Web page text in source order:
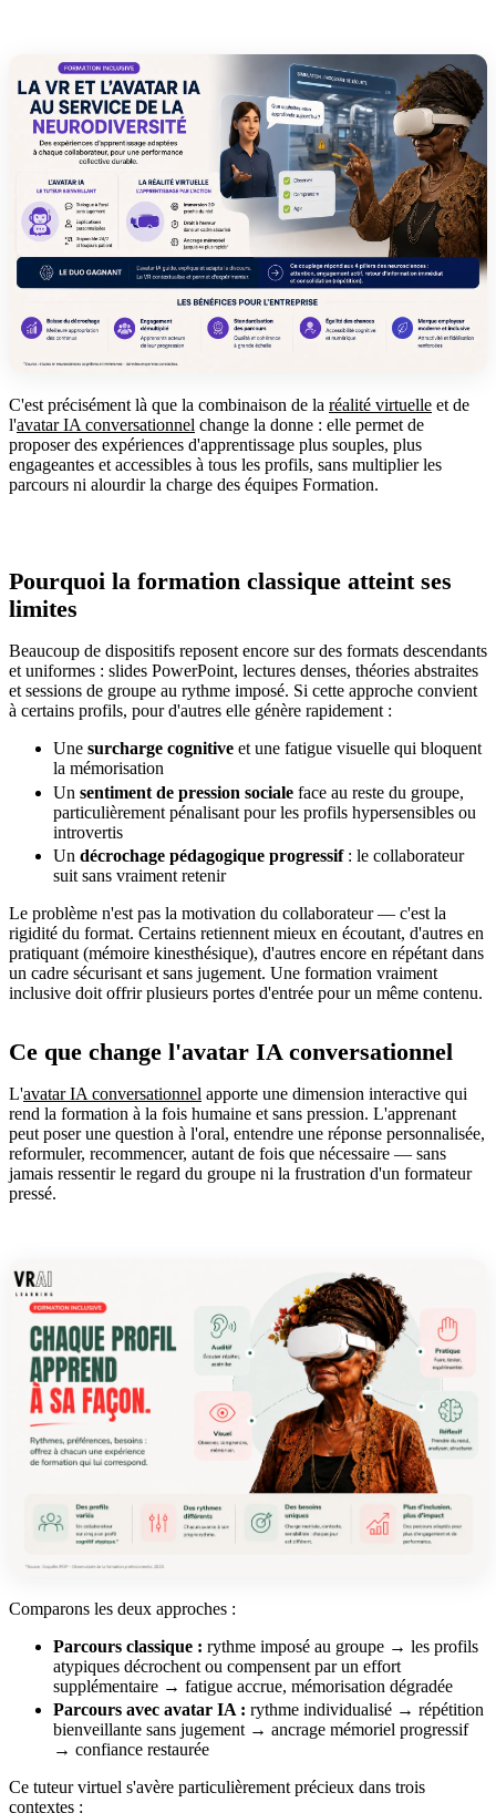
C'est précisément là que la combinaison de la réalité virtuelle et de
l'avatar IA conversationnel change la donne : elle permet de
proposer des expériences d'apprentissage plus souples, plus
engageantes et accessibles à tous les profils, sans multiplier les
parcours ni alourdir la charge des équipes Formation.
Pourquoi la formation classique atteint ses
limites
Beaucoup de dispositifs reposent encore sur des formats descendants
et uniformes : slides PowerPoint, lectures denses, théories abstraites
et sessions de groupe au rythme imposé. Si cette approche convient
à certains profils, pour d'autres elle génère rapidement :
Une surcharge cognitive et une fatigue visuelle qui bloquent
la mémorisation
Un sentiment de pression sociale face au reste du groupe,
particulièrement pénalisant pour les profils hypersensibles ou
introvertis
Un décrochage pédagogique progressif: le collaborateur
suit sans vraiment retenir
Le problème n'est pas la motivation du collaborateur — c'est la
rigidité du format. Certains retiennent mieux en écoutant, d'autres en
pratiquant (mémoire kinesthésique), d'autres encore en répétant dans
un cadre sécurisant et sans jugement. Une formation vraiment
inclusive doit offrir plusieurs portes d'entrée pour un même contenu.
Ce que change l'avatar IA conversationnel
L'avatar IA conversationnel apporte une dimension interactive qui
rend la formation à la fois humaine et sans pression. L'apprenant
peut poser une question à l'oral, entendre une réponse personnalisée,
reformuler, recommencer, autant de fois que nécessaire — sans
jamais ressentir le regard du groupe ni la frustration d'un formateur
pressé.
Comparons les deux approches :
Parcours classique : rythme imposé au groupe → les profils
atypiques décrochent ou compensent par un effort
supplémentaire → fatigue accrue, mémorisation dégradée
Parcours avec avatar IA : rythme individualisé → répétition
bienveillante sans jugement → ancrage mémoriel progressif
→ confiance restaurée
Ce tuteur virtuel s'avère particulièrement précieux dans trois
contextes :